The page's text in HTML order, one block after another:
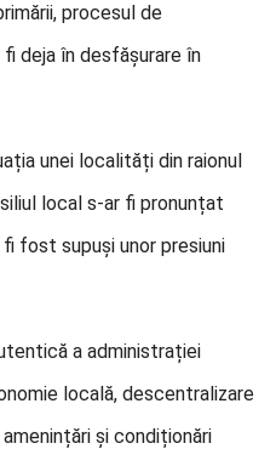
procesul de
deja în desfășurare în
unei localități din raionul
local s-ar fi pronunțat
fost supuși unor presiuni
a administrației
locală, descentralizare
și condiționări